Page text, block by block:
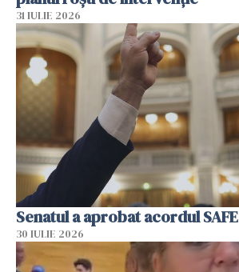
31 IULIE 2026
Senatul a aprobat acordul SAFE
30 IULIE 2026